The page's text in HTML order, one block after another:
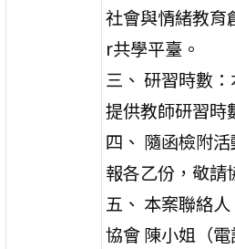
社會與情緒教育
r共學平臺。
三、 研習時數
提供教師研習時
四、 隨函檢附
報各乙份，敬請
五、 本案聯絡
協會 陳小姐（